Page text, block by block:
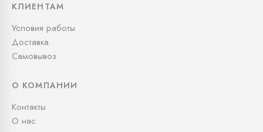
КЛИЕНТАМ
Условия работы
Доставка
Самовывоз
О КОМПАНИИ
Контакты
О нас